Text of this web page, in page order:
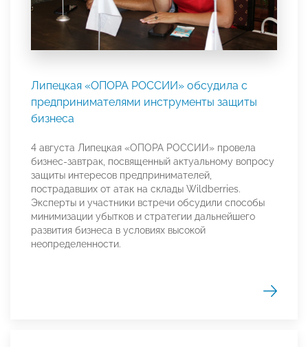
Липецкая «ОПОРА РОССИИ» обсудила с
предпринимателями инструменты защиты
бизнеса
4 августа Липецкая «ОПОРА РОССИИ» провела
бизнес-завтрак, посвященный актуальному вопросу
защиты интересов предпринимателей,
пострадавших от атак на склады Wildberries.
Эксперты и участники встречи обсудили способы
минимизации убытков и стратегии дальнейшего
развития бизнеса в условиях высокой
неопределенности.